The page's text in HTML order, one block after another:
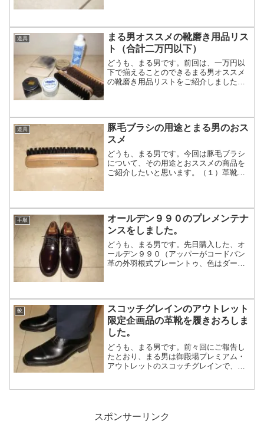
道具
まる男オススメの靴磨き用品リス
ト（合計二万円以下）
どうも、まる男です。前回は、一万円以
下で揃えることのできるまる男オススメ
の靴磨き用品リストをご紹介しました。
道具
豚毛ブラシの用途とまる男のおス
スメ
どうも、まる男です。今回は豚毛ブラシ
について、その用途とおススメの商品を
ご紹介したいと思います。（１）革靴に
手順
オールデン９９０のプレメンテナ
ンスをしました。
どうも、まる男です。先日購入した、オ
ールデン９９０（アッパーがコードバン
革の外羽根式プレーントゥ、色はダーク
靴
スコッチグレインのアウトレット
限定企画品の革靴を履きおろしま
した。
どうも、まる男です。前々回にご報告し
たとおり、まる男は御殿場プレミアム・
アウトレットのスコッチグレインで、格
スポンサーリンク